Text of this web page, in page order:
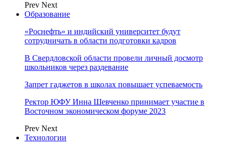
Prev Next
Образование
«Роснефть» и индийский университет будут
сотрудничать в области подготовки кадров
В Свердловской области провели личный досмотр
школьников через раздевание
Запрет гаджетов в школах повышает успеваемость
Ректор ЮФУ Инна Шевченко принимает участие в
Восточном экономическом форуме 2023
Prev Next
Технологии